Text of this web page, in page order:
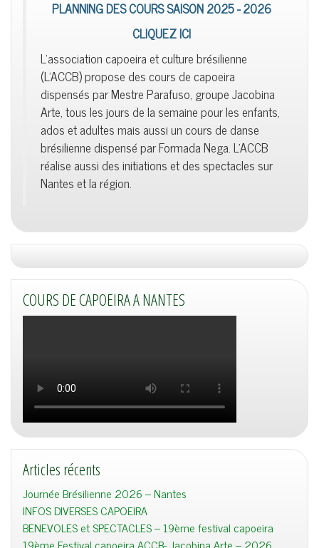
PLANNING DES COURS SAISON 2025 - 2026
CLIQUEZ ICI
L'association capoeira et culture brésilienne
(L'ACCB) propose des cours de capoeira
dispensés par Mestre Parafuso, groupe Jacobina
Arte, tous les jours de la semaine pour les enfants,
ados et adultes mais aussi un cours de danse
brésilienne dispensé par Formada Nega. L'ACCB
réalise aussi des initiations et des spectacles sur
Nantes et la région.
COURS DE CAPOEIRA A NANTES
Articles récents
Journée Brésilienne 2026 – Nantes
INFOS DIVERSES CAPOEIRA
BENEVOLES et SPECTACLES – 19ème festival capoeira